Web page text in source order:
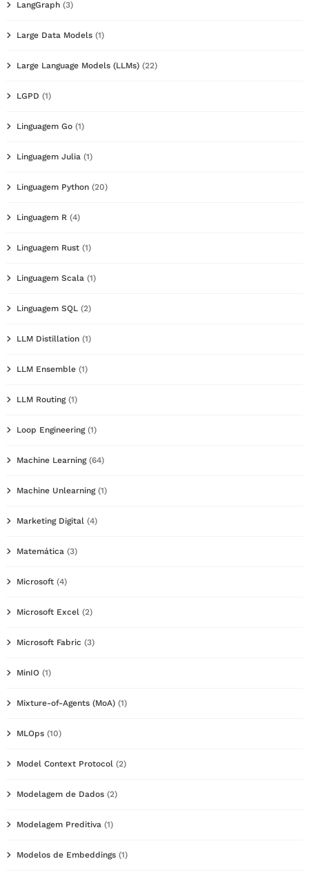
LangGraph (3)
Large Data Models (1)
Large Language Models (LLMs) (22)
LGPD (1)
Linguagem Go (1)
Linguagem Julia (1)
Linguagem Python (20)
Linguagem R (4)
Linguagem Rust (1)
Linguagem Scala (1)
Linguagem SQL (2)
LLM Distillation (1)
LLM Ensemble (1)
LLM Routing(1)
Loop Engineering(1)
Machine Learning(64)
Machine Unlearning(1)
Marketing Digital (4)
Matemática (3)
Microsoft (4)
Microsoft Excel (2)
Microsoft Fabric (3)
MinIO (1)
Mixture-of-Agents (MoA) (1)
MLOps (10)
Model Context Protocol (2)
Modelagem de Dados (2)
Modelagem Preditiva (1)
Modelos de Embeddings (1)